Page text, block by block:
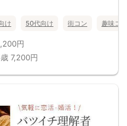
け 50代向け 街コン 趣味コン
円
7,200円